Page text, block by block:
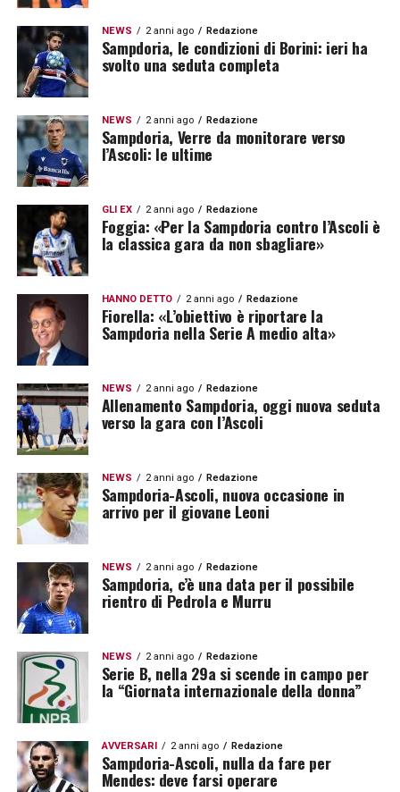
NEWS 2 anni ago Redazione
Sampdoria, le condizioni di Borini: ieri ha
svolto una seduta completa
NEWS 2 anni ago Redazione
Sampdoria, Verre da monitorare verso
l’Ascoli: le ultime
GLI EX 2 anni ago Redazione
Foggia: «Per la Sampdoria contro l’Ascoli è
la classica gara da non sbagliare»
HANNO DETTO 2 anni ago Redazione
Fiorella: «L’obiettivo è riportare la
Sampdoria nella Serie A medio alta»
NEWS 2 anni ago Redazione
Allenamento Sampdoria, oggi nuova seduta
verso la gara con l’Ascoli
NEWS 2 anni ago Redazione
Sampdoria-Ascoli, nuova occasione in
arrivo per il giovane Leoni
NEWS 2 anni ago Redazione
Sampdoria, c’è una data per il possibile
rientro di Pedrola e Murru
NEWS 2 anni ago Redazione
Serie B, nella 29a si scende in campo per
la “Giornata internazionale della donna”
AVVERSARI 2 anni ago Redazione
Sampdoria-Ascoli, nulla da fare per
Mendes: deve farsi operare